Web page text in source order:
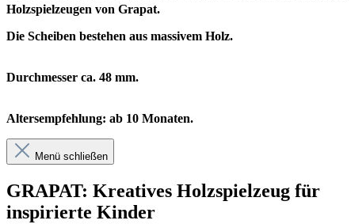
Holzspielzeugen von Grapat.
Die Scheiben bestehen aus massivem Holz.
Durchmesser ca. 48 mm.
Altersempfehlung: ab 10 Monaten.
Menü schließen
GRAPAT: Kreatives Holzspielzeug für
inspirierte Kinder